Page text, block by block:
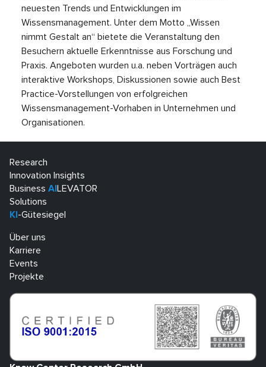
neuesten Trends und Entwicklungen im
Wissensmanagement. Unter dem Motto „Wissen
nimmt Gestalt an“ bietete die Veranstaltung den
Besuchern aktuelle Erkenntnisse aus Forschung und
Praxis. Angeboten wurden u.a. neben Vorträgen auch
interaktive Workshops, Diskussionen sowie auch Best
Practice-Vorstellungen von erfolgreichen
Wissensmanagement-Vorhaben in Unternehmen und
Organisationen.
Research
Innovation Insights
Business AI LEVATOR
Solutions
KI -Gütesiegel
Über uns
Karriere
Events
Projekte